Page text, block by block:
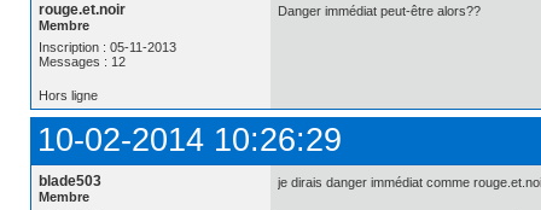
rouge.et.noir
Membre
Inscription : 05-11-2013
Messages : 12
Danger immédiat peut-être alors??
Hors ligne
10-02-2014 10:26:29
blade503
Membre
je dirais danger immédiat comme